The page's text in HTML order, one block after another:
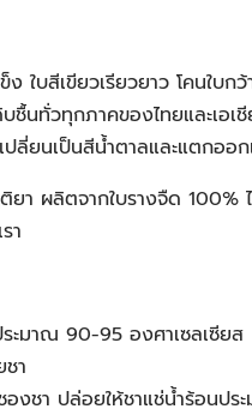
ง ใบสีเขียวเรียวยาว โคนใ
บชื้นทั่วทุกภาคของไทยและ
ปลี่ยนเป็นสีน้ำตาลและแตกออ
ยา ผลิตจากใบรางจืด
า
ะมาณ 90-95 องศาเซลเซียส
า
องชา ปล่อยให้ชาแช่น้ำร้อนป